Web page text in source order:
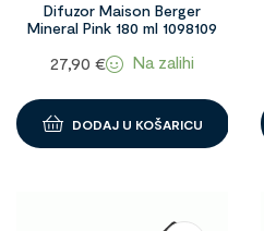
Difuzor Maison Berger
Mineral Pink 180 ml 1098109
27,90€ Na zalihi
DODAJ U KOŠARICU